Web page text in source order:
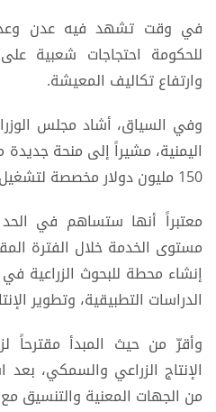
في وقت تشهد فيه عدن
للحكومة احتجاجات شعبية
وارتفاع تكاليف المعيشة.
وفي السياق، أشاد مجلس
اليمنية، مشيراً إلى منحة
150 مليون دولار مخصصة لتشغيل محطات الكهرباء،
معتبراً أنها ستساهم في
مستوى الخدمة خلال الفترة
إنشاء محطة للبحوث الزراعية
الدراسات التطبيقية، وتطوير
وأقرّ من حيث المبدأ مقترحاً
الإنتاج الزراعي والسمكي،
من الجهات المعنية والتنسيق مع